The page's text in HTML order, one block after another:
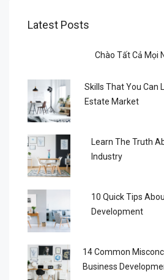
Latest Posts
Chào Tất Cả Mọi
Skills That You Can
Estate Market
Learn The Truth
Industry
10 Quick Tips
Development
14 Common
Business